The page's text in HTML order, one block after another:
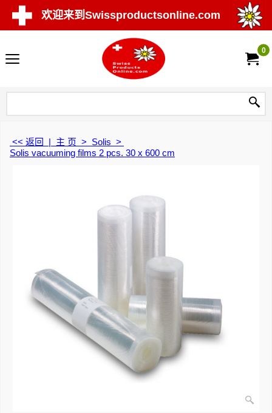
欢迎来到Swissproductsonline.com
0
<< 返回 | 主 页 > Solis >
Solis vacuuming films 2 pcs. 30 x 600 cm